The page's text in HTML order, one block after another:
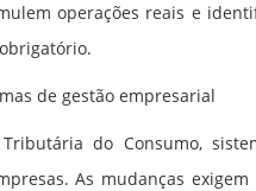
operações reais e
de gestão empresarial
do Consumo,
As mudanças